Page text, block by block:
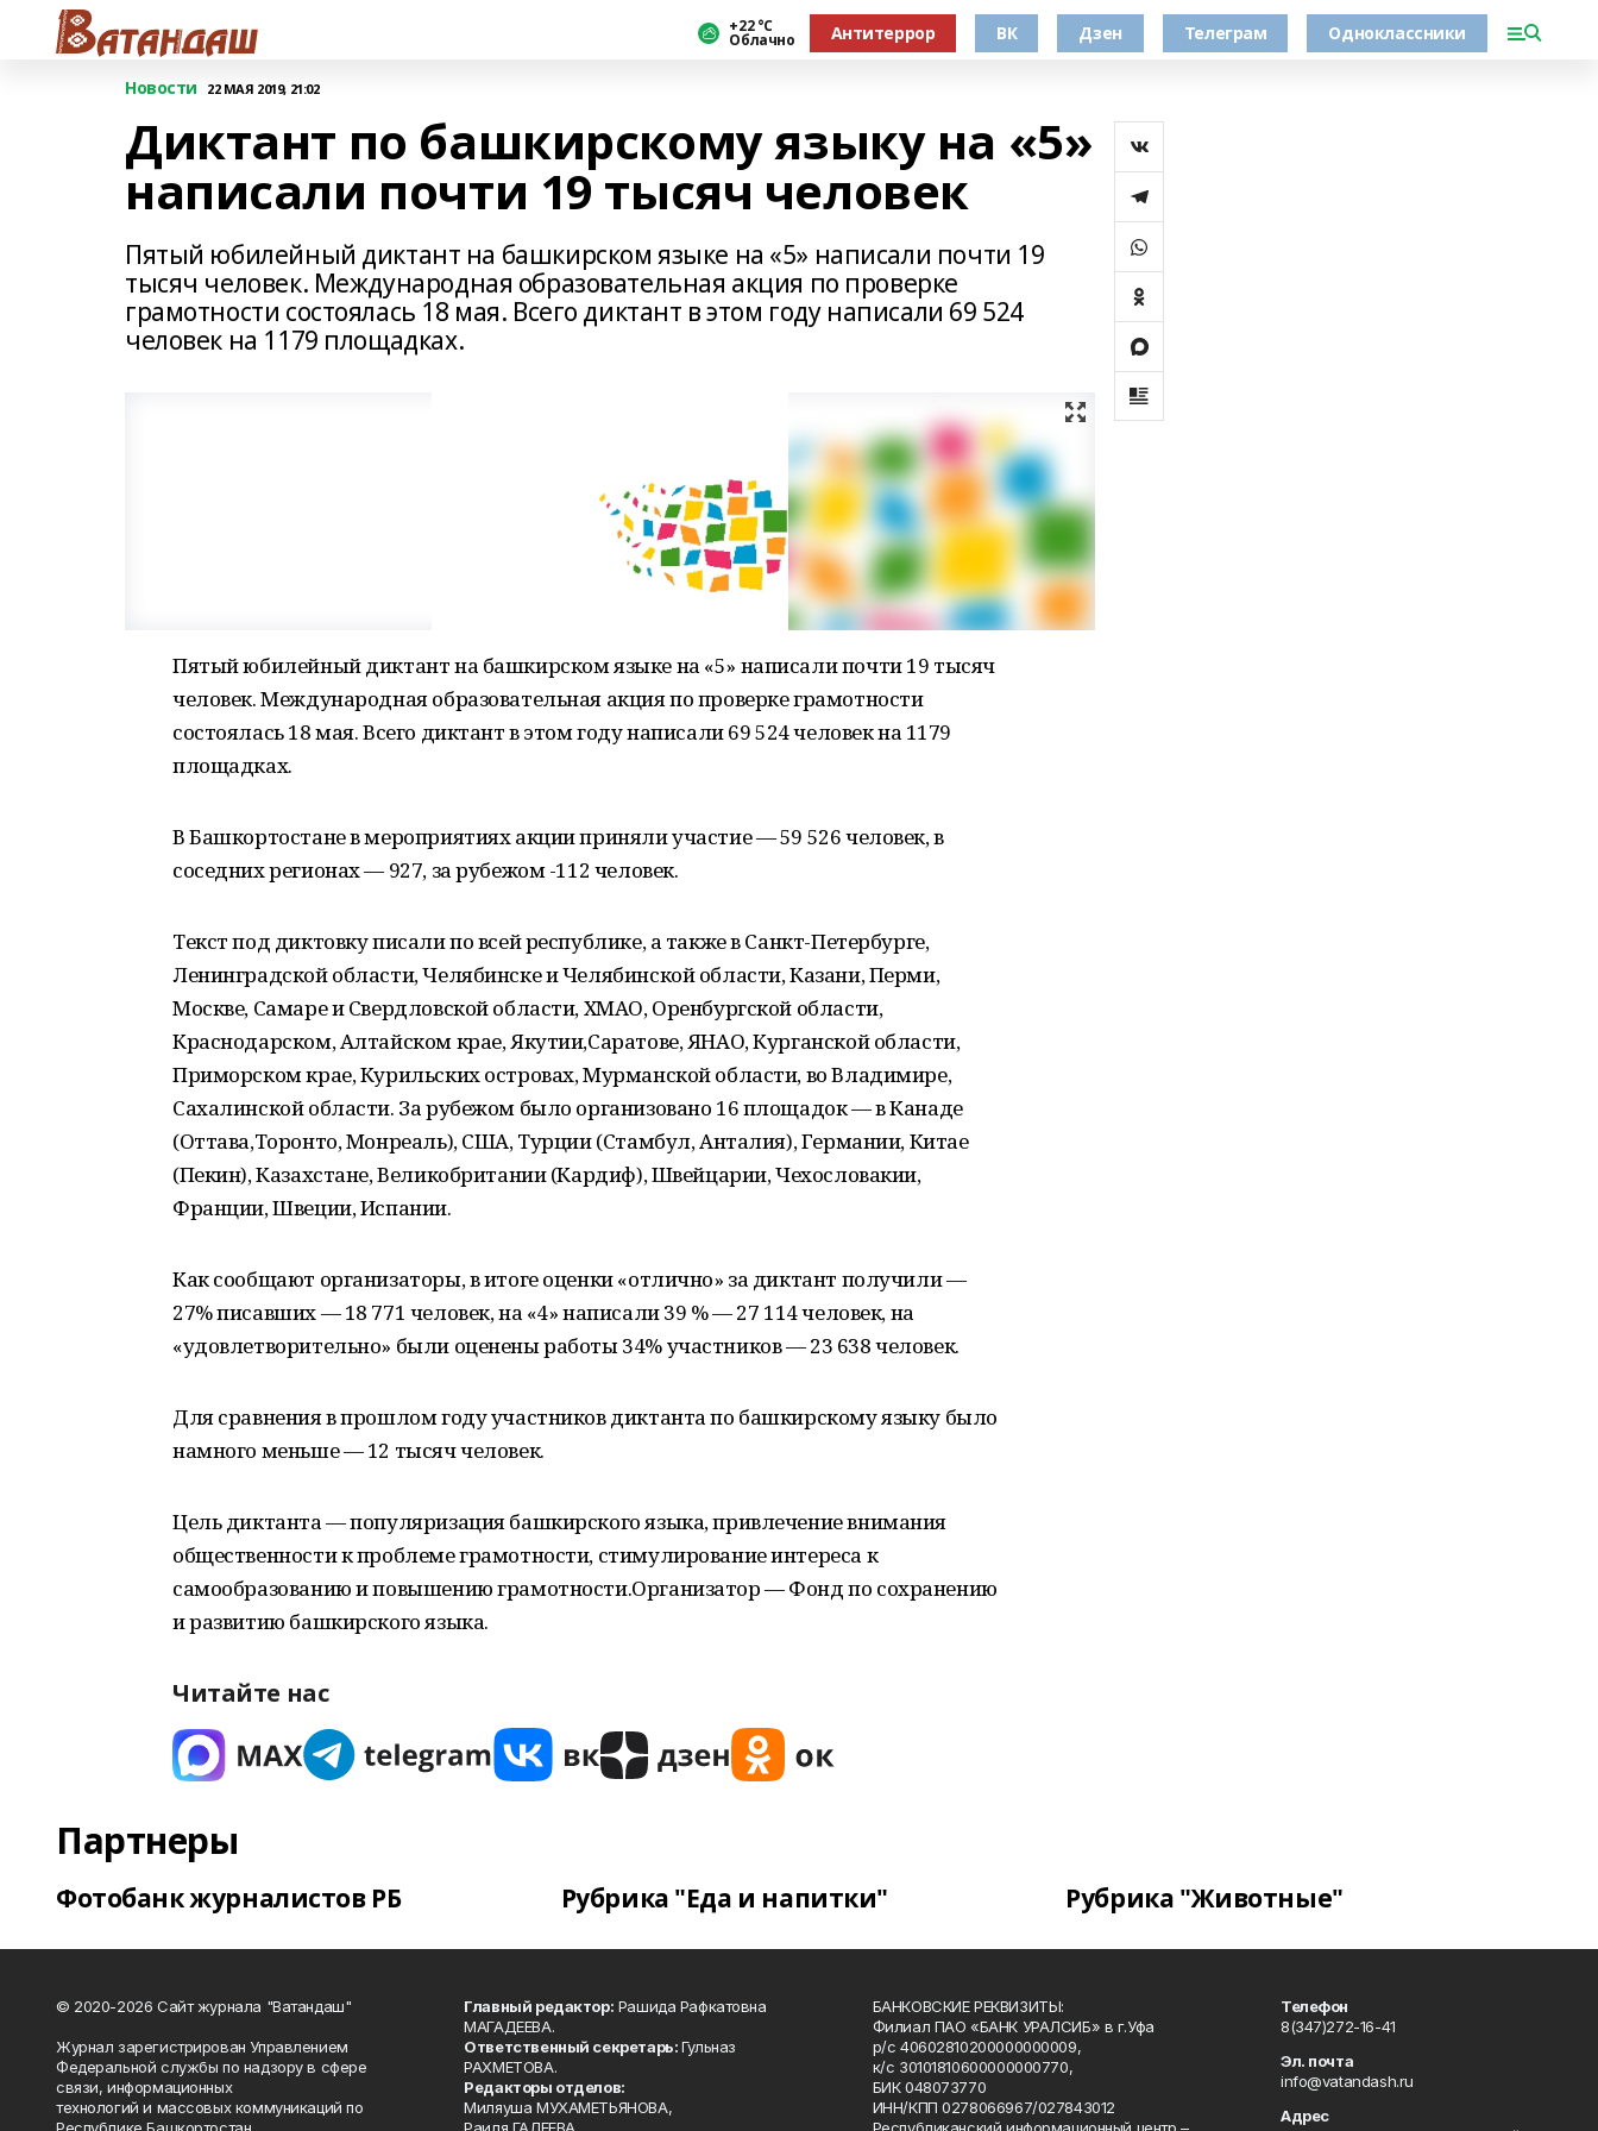
+22 °С
Облачно Антитеррор ВК Дзен Телеграм Одноклассники
Новости 22 МАЯ 2019, 21:02
Диктант по башкирскому языку на «5»
написали почти 19 тысяч человек
Пятый юбилейный диктант на башкирском языке на «5» написали почти 19
тысяч человек. Международная образовательная акция по проверке
грамотности состоялась 18 мая. Всего диктант в этом году написали 69 524
человек на 1179 площадках.
Пятый юбилейный диктант на башкирском языке на «5» написали почти 19 тысяч
человек. Международная образовательная акция по проверке грамотности
состоялась 18 мая. Всего диктант в этом году написали 69 524 человек на 1179
площадках.
В Башкортостане в мероприятиях акции приняли участие — 59 526 человек, в
соседних регионах — 927, за рубежом -112 человек.
Текст под диктовку писали по всей республике, а также в Санкт-Петербурге,
Ленинградской области, Челябинске и Челябинской области, Казани, Перми,
Москве, Самаре и Свердловской области, ХМАО, Оренбургской области,
Краснодарском, Алтайском крае, Якутии,Саратове, ЯНАО, Курганской области,
Приморском крае, Курильских островах, Мурманской области, во Владимире,
Сахалинской области. За рубежом было организовано 16 площадок — в Канаде
(Оттава,Торонто, Монреаль), США, Турции (Стамбул, Анталия), Германии, Китае
(Пекин), Казахстане, Великобритании (Кардиф), Швейцарии, Чехословакии,
Франции, Швеции, Испании.
Как сообщают организаторы, в итоге оценки «отлично» за диктант получили —
27% писавших — 18 771 человек, на «4» написали 39 % — 27 114 человек, на
«удовлетворительно» были оценены работы 34% участников — 23 638 человек.
Для сравнения в прошлом году участников диктанта по башкирскому языку было
намного меньше — 12 тысяч человек.
Цель диктанта — популяризация башкирского языка, привлечение внимания
общественности к проблеме грамотности, стимулирование интереса к
самообразованию и повышению грамотности.Организатор — Фонд по сохранению
и развитию башкирского языка.
Читайте нас
Партнеры
Фотобанк журналистов РБ Рубрика "Еда и напитки" Рубрика "Животные"
© 2020-2026 Сайт журнала "Ватандаш"
Журнал зарегистрирован Управлением
Федеральной службы по надзору в сфере
связи, информационных
технологий и массовых коммуникаций по
Главный редактор: Рашида Рафкатовна
МАГАДЕЕВА.
Ответственный секретарь:Гульназ
РАХМЕТОВА.
Редакторы отделов:
Миляуша МУХАМЕТЬЯНОВА,
БАНКОВСКИЕ РЕКВИЗИТЫ:
Филиал ПАО «БАНК УРАЛСИБ» в г.Уфа
р/с 40602810200000000009,
к/с 30101810600000000770,
БИК 048073770
ИНН/КПП 0278066967/027843012
Телефон
8(347)272-16-41
Эл. почта
info@vatandash.ru
Адрес